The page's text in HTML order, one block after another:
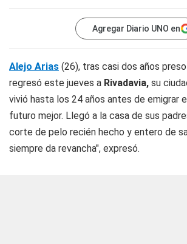
Agregar Diario UNO en
Alejo Arias (26), tras casi dos años
regresó este jueves a Rivadavia, su
vivió hasta los 24 años antes de emigrar
futuro mejor. Llegó a la casa de sus
corte de pelo recién hecho y entero de
siempre da revancha", expresó.